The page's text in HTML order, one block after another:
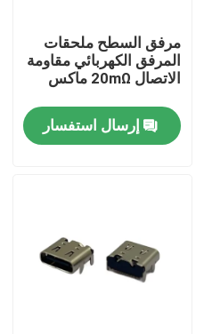
بيت
جولة في المعمل
مرفق السطح ملحقات
المرفق الكهربائي مقاومة
الاتصال 20mΩ ماكس
إرسال استفسار